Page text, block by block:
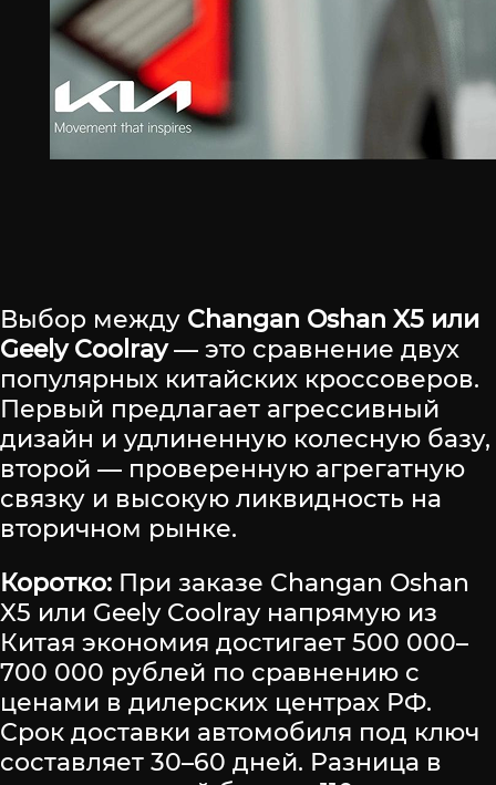
Выбор между Changan Oshan X5 или
Geely Coolray— это сравнение двух
популярных китайских кроссоверов.
Первый предлагает агрессивный
дизайн и удлиненную колесную базу,
второй — проверенную агрегатную
связку и высокую ликвидность на
вторичном рынке.
Коротко: При заказе Changan Oshan
X5 или Geely Coolray напрямую из
Китая экономия достигает 500 000–
700 000 рублей по сравнению с
ценами в дилерских центрах РФ.
Срок доставки автомобиля под ключ
составляет 30–60 дней. Разница в